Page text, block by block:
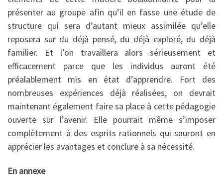
présenter au groupe afin qu’il en fasse une étude de
structure qui sera d’autant mieux assimilée qu’elle
reposera sur du déjà pensé, du déjà exploré, du déjà
familier. Et l’on travaillera alors sérieusement et
efficacement parce que les individus auront été
préalablement mis en état d’apprendre. Fort des
nombreuses expériences déjà réalisées, on devrait
maintenant également faire sa place à cette pédagogie
ouverte sur l’avenir. Elle pourrait même s’imposer
complètement à des esprits rationnels qui sauront en
apprécier les avantages et conclure à sa nécessité.
En annexe